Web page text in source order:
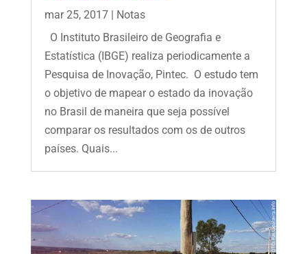
mar 25, 2017| Notas
O Instituto Brasileiro de Geografia e
Estatística (IBGE) realiza periodicamente a
Pesquisa de Inovação, Pintec. O estudo tem
o objetivo de mapear o estado da inovação
no Brasil de maneira que seja possível
comparar os resultados com os de outros
países. Quais...